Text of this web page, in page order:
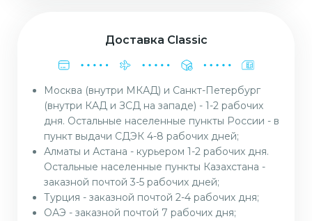
Доставка Classic
Москва (внутри МКАД) и Санкт-Петербург
(внутри КАД и ЗСД на западе) - 1-2 рабочих
дня. Остальные населенные пункты России - в
пункт выдачи СДЭК 4-8 рабочих дней;
Алматы и Астана - курьером 1-2 рабочих дня.
Остальные населенные пункты Казахстана -
заказной почтой 3-5 рабочих дней;
Турция - заказной почтой 2-4 рабочих дня;
ОАЭ - заказной почтой 7 рабочих дня;